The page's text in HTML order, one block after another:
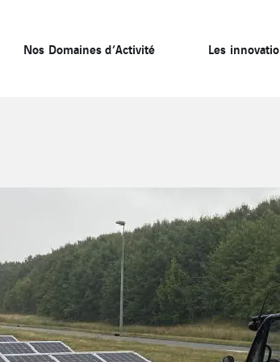
Nos Domaines d’Activité Les